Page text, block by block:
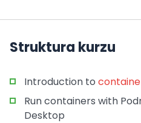
Struktura kurzu
Introduction to
Run containers with
Desktop